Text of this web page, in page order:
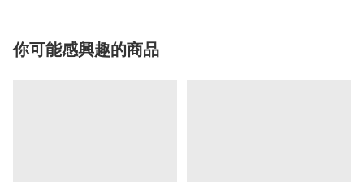
你可能感興趣的商品